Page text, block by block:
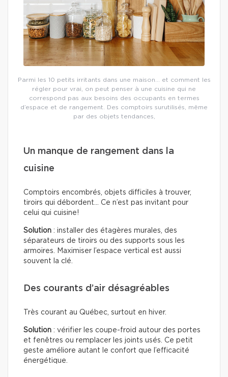
Parmi les 10 petits irritants dans une maison… et comment les
régler pour vrai, on peut penser à une cuisine qui ne
correspond pas aux besoins des occupants en termes
d’espace et de rangement. Des comptoirs surutilisés, même
par des objets tendances,
Un manque de rangement dans la
cuisine
Comptoirs encombrés, objets difficiles à trouver,
tiroirs qui débordent… Ce n’est pas invitant pour
celui qui cuisine!
Solution : installer des étagères murales, des
séparateurs de tiroirs ou des supports sous les
armoires. Maximiser l’espace vertical est aussi
souvent la clé.
Des courants d’air désagréables
Très courant au Québec, surtout en hiver.
Solution : vérifier les coupe-froid autour des portes
et fenêtres ou remplacer les joints usés. Ce petit
geste améliore autant le confort que l’efficacité
énergétique.